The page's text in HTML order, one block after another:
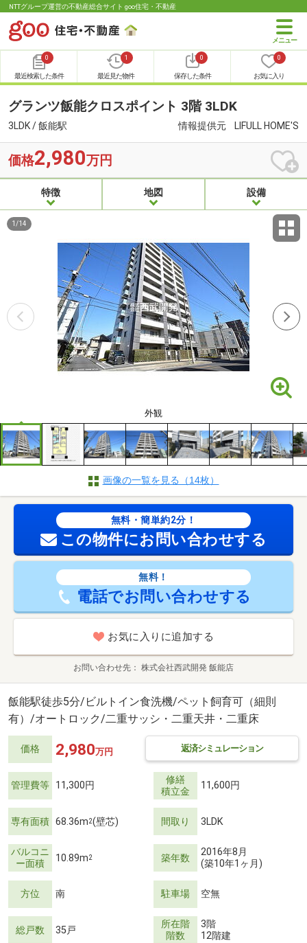
NTTグループ運営の不動産総合サイト goo住宅・不動産
0
最近検索した条件
1
最近見た物件
0
保存した条件
0
お気に入り
グランツ飯能クロスポイント 3階 3LDK
3LDK / 飯能駅 情報提供元 LIFULL HOME'S
価格2,980万円
特徴 地図 設備
外観
1 /14
画像の一覧を見る（14枚）
無料・簡単約2分！
この物件にお問い合わせする
無料！
電話でお問い合わせする
お気に入りに追加する
お問い合わせ先 株式会社西武開発 飯能店
飯能駅徒歩5分/ビルトイン食洗機/ペット飼育可（細則
有）/オートロック/二重サッシ・二重天井・二重床
価格 返済シミュレーション
2,980万円
管理費等 11,300円
修繕
積立金
11,600円
専有面積 68.36m2(壁芯) 間取り 3LDK
バルコニ
ー面積
10.89m2 築年数
2016年8月
(築10年1ヶ月)
方位 南 駐車場 空無
総戸数 35戸
所在階
階数
3階
12階建